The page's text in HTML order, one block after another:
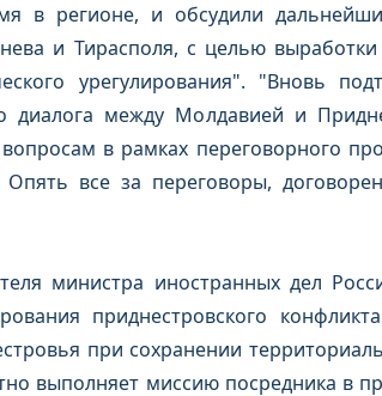
в регионе, и обсудили
и Тирасполя, с целью
урегулирования". "Вновь
диалога между Молдавией и
в рамках переговорного
все за переговоры,
министра иностранных дел
приднестровского
при сохранении
выполняет миссию посредника в